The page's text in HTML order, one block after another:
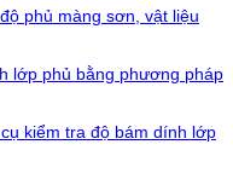
phủ màng sơn, vật liệu
lớp phủ bằng phương pháp
kiểm tra độ bám dính lớp